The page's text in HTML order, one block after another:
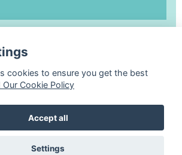
Nazionale di Medicina - Tutti i
da
cookies to ensure you get the best
Our Cookie Policy
Accept all
Settings